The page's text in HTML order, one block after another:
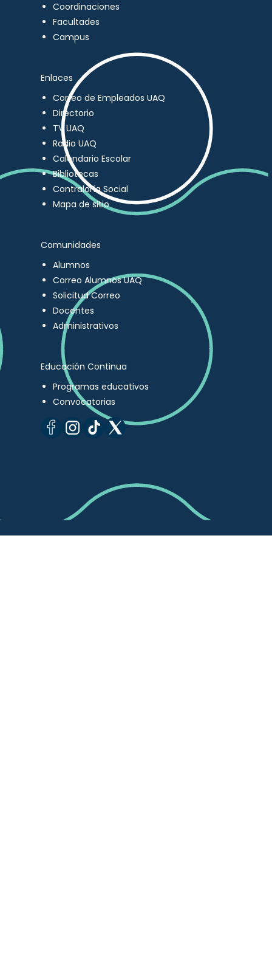
Coordinaciones
Facultades
Campus
Enlaces
Correo de Empleados UAQ
Directorio
TV UAQ
Radio UAQ
Calendario Escolar
Bibliotecas
Contraloría Social
Mapa de sitio
Comunidades
Alumnos
Correo Alumnos UAQ
Solicitud Correo
Docentes
Administrativos
Educación Continua
Programas educativos
Convocatorias